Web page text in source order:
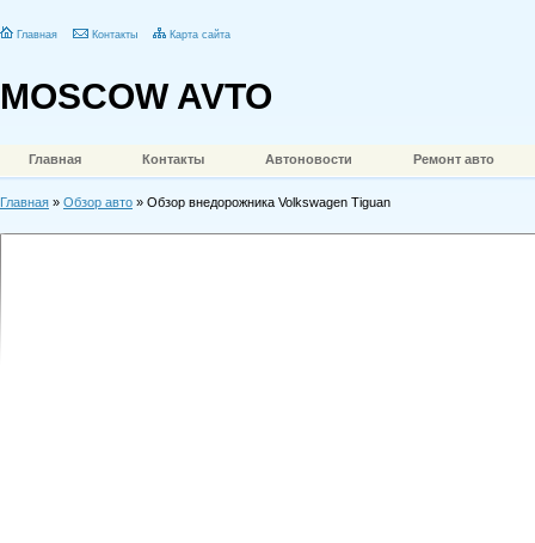
Главная Контакты Карта сайта
MOSCOW AVTO
Главная Контакты Автоновости Ремонт авто
Главная » Обзор авто » Обзор внедорожника Volkswagen Tiguan